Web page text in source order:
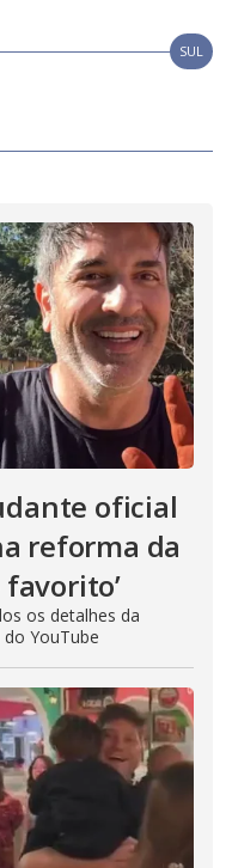
SUL
oficial
reforma da
os detalhes da
YouTube